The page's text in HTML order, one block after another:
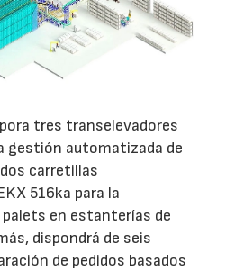
tres transelevadores
gestión automatizada de
carretillas
516ka para la
en estanterías de
dispondrá de seis
de pedidos basados